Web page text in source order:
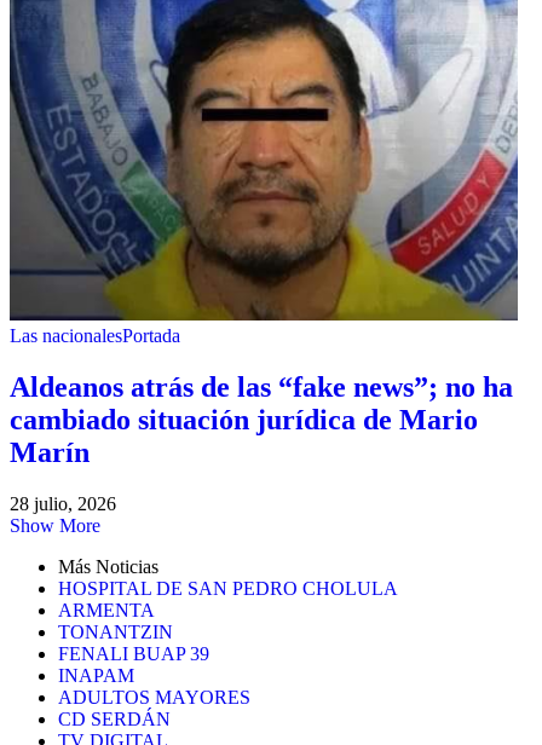
Las nacionalesPortada
Aldeanos atrás de las “fake news”; no ha
cambiado situación jurídica de Mario
Marín
28 julio, 2026
Show More
Más Noticias
HOSPITAL DE SAN PEDRO CHOLULA
ARMENTA
TONANTZIN
FENALI BUAP 39
INAPAM
ADULTOS MAYORES
CD SERDÁN